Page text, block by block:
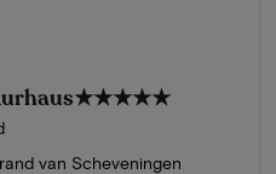
★★★★★
van Scheveningen